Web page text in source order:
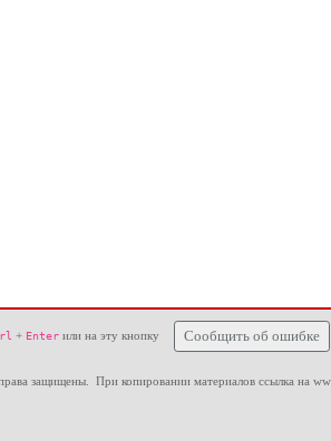
+ Enterили на эту кнопку Сообщить об ошибке
права защищены. При копировании материалов ссылка на